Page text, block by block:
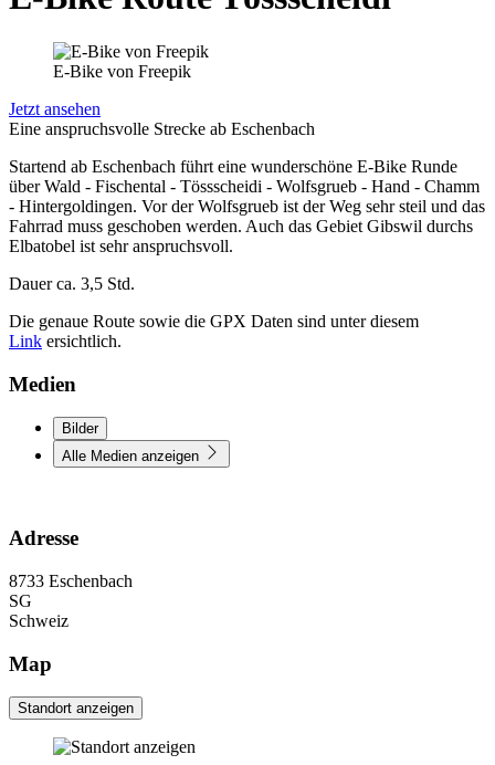
E-Bike von Freepik
Jetzt ansehen
Eine anspruchsvolle Strecke ab Eschenbach
Startend ab Eschenbach führt eine wunderschöne E-Bike Runde
über Wald - Fischental - Tössscheidi - Wolfsgrueb - Hand - Chamm
- Hintergoldingen. Vor der Wolfsgrueb ist der Weg sehr steil und das
Fahrrad muss geschoben werden. Auch das Gebiet Gibswil durchs
Elbatobel ist sehr anspruchsvoll.
Dauer ca. 3,5 Std.
Die genaue Route sowie die GPX Daten sind unter diesem
Link ersichtlich.
Medien
Bilder
Alle Medien anzeigen
Adresse
8733 Eschenbach
SG
Schweiz
Map
Standort anzeigen